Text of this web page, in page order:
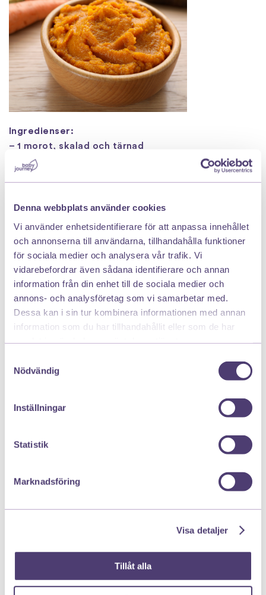
Denna webbplats använder cookies
Vi använder enhetsidentifierare för att anpassa innehållet
och annonserna till användarna, tillhandahålla funktioner
för sociala medier och analysera vår trafik. Vi
vidarebefordrar även sådana identifierare och annan
information från din enhet till de sociala medier och
annons- och analysföretag som vi samarbetar med.
Dessa kan i sin tur kombinera informationen med annan
information som du har tillhandahållit eller som de har
Nödvändig
Inställningar
Statistik
Marknadsföring
Visa detaljer
Tillåt alla
Ingredienser:
– 1 morot, skalad och tärnad
– 1/2 sötpotatis, skalad och tärnad
Så här gör du:
mjuka.
2. Mixa de kokta grönsakerna tills du får en jämn
3. Låt purén svalna innan du serverar den.
Fler recept till bebis hittar du här!
Du kanske även är intresserad av